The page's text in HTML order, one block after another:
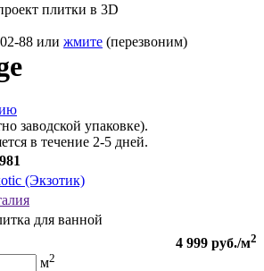
плитки в 3D
88 или жмите (перезвоним)
заводской упаковке).
в течение 2-5 дней.
(Экзотик)
для ванной
4 999 руб./м2
м2